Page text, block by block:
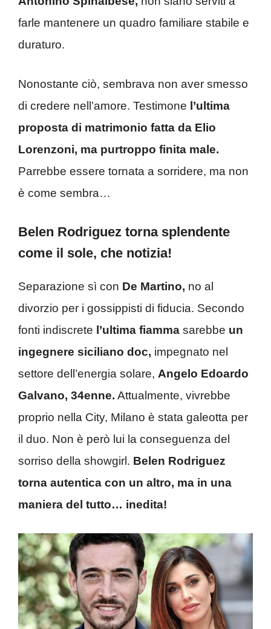
farle mantenere un quadro familiare stabile e
duraturo.
Nonostante ciò, sembrava non aver smesso
di credere nell’amore. Testimone l’ultima
proposta di matrimonio fatta da Elio
Lorenzoni, ma purtroppo finita male.
Parrebbe essere tornata a sorridere, ma non
è come sembra…
Belen Rodriguez torna splendente
come il sole, che notizia!
Separazione sì con De Martino, no al
divorzio per i gossippisti di fiducia. Secondo
fonti indiscrete l’ultima fiamma sarebbe un
ingegnere siciliano doc, impegnato nel
settore dell’energia solare, Angelo Edoardo
Galvano, 34enne. Attualmente, vivrebbe
proprio nella City, Milano è stata galeotta per
il duo. Non è però lui la conseguenza del
sorriso della showgirl. Belen Rodriguez
torna autentica con un altro, ma in una
maniera del tutto… inedita!